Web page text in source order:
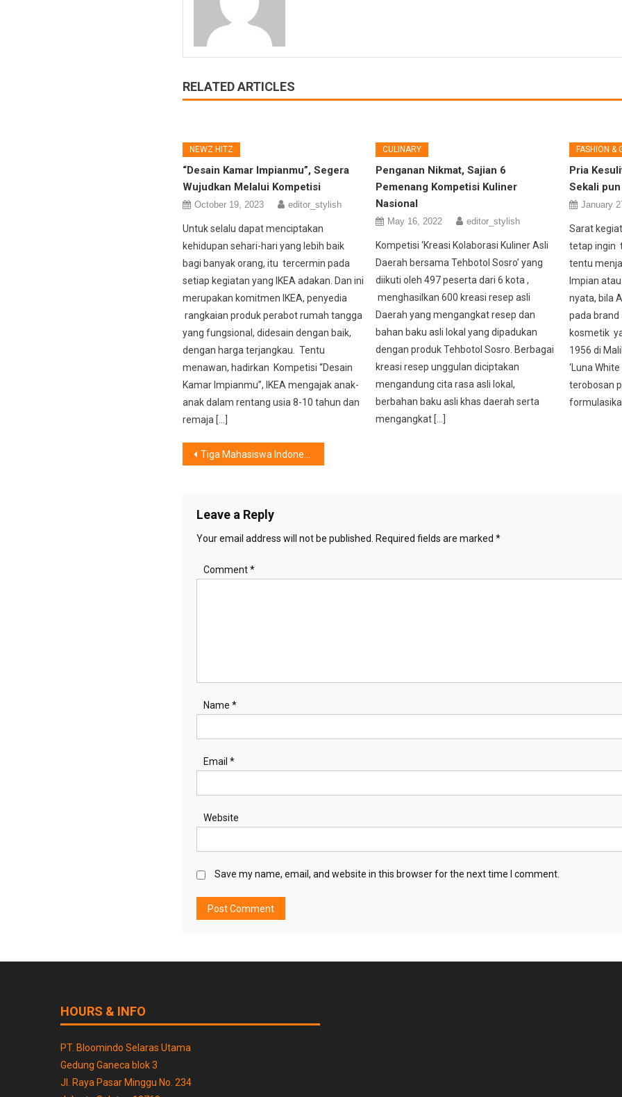
RELATED ARTICLES
NEWZ HITZ
“Desain Kamar Impianmu”, Segera
Wujudkan Melalui Kompetisi
October 19, 2023 editor_stylish
Untuk selalu dapat menciptakan
kehidupan sehari-hari yang lebih baik
bagi banyak orang, itu tercermin pada
setiap kegiatan yang IKEA adakan. Dan ini
merupakan komitmen IKEA, penyedia
rangkaian produk perabot rumah tangga
yang fungsional, didesain dengan baik,
dengan harga terjangkau. Tentu
menawan, hadirkan Kompetisi “Desain
Kamar Impianmu”, IKEA mengajak anak-
anak dalam rentang usia 8-10 tahun dan
remaja […]
CULINARY
Penganan Nikmat, Sajian 6
Pemenang Kompetisi Kuliner
Nasional
May 16, 2022 editor_stylish
Kompetisi ‘Kreasi Kolaborasi Kuliner Asli
Daerah bersama Tehbotol Sosro’ yang
diikuti oleh 497 peserta dari 6 kota ,
menghasilkan 600 kreasi resep asli
Daerah yang mengangkat resep dan
bahan baku asli lokal yang dipadukan
dengan produk Tehbotol Sosro. Berbagai
kreasi resep unggulan diciptakan
mengandung cita rasa asli lokal,
berbahan baku asli khas daerah serta
mengangkat […]
FASHION &
Pria
Sekali pun
January
Sarat
tetap ingin
tentu
Impian
nyata, bila
pada brand
kosmetik
1956 di
‘Luna
terobosan
Post
Tiga Mahasiswa Indonesia Ikuti Petualangan Internasional
Leave a Reply
Your email address will not be published. Required fields are marked *
Comment*
Name *
Email *
Website
Save my name, email, and website in this browser for the next time I comment.
HOURS & INFO
PT. Bloomindo Selaras Utama
Gedung Ganeca blok 3
Jl. Raya Pasar Minggu No. 234